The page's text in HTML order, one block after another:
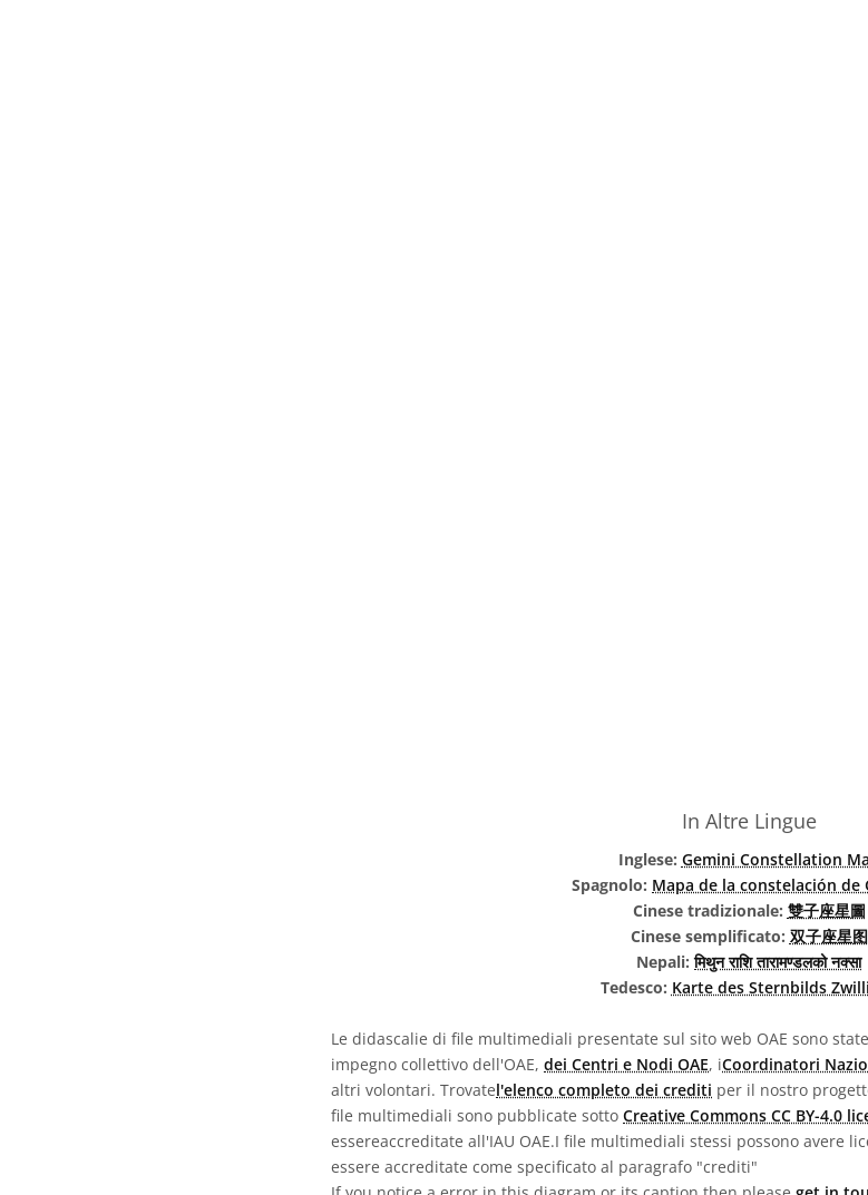
In Altre Lingue
Inglese: Gemini Constellation
Spagnolo: Mapa de la constelación de
Cinese tradizionale: 雙子座星圖
Cinese semplificato: 双子座星图
Nepali:मिथुन राशि तारामण्डलको नक्सा
Tedesco: Karte des Sternbilds
Le didascalie di file multimediali presentate sul sito web OAE sono
impegno collettivo dell'OAE, dei Centri e Nodi OAE, iCoordinatori
altri volontari. Trovatel'elenco completo dei crediti per il nostro
file multimediali sono pubblicate sotto Creative Commons CC BY-4.0
essereaccreditate all'IAU OAE.I file multimediali stessi possono avere
essere accreditate come specificato al paragrafo "crediti"